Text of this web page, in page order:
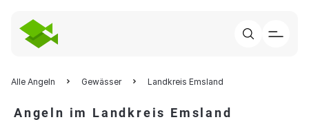
Alle Angeln Gewässer Landkreis Emsland
Angeln im Landkreis Emsland